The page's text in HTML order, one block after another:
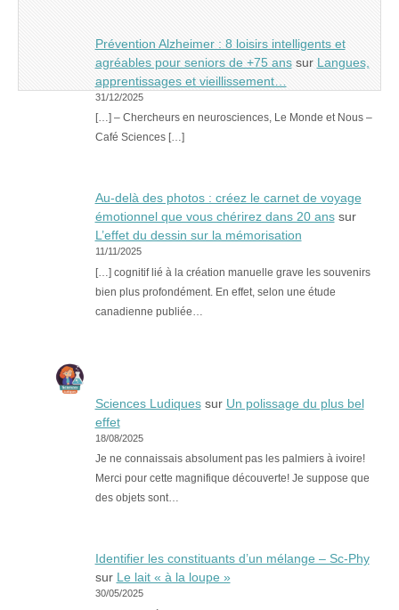
Prévention Alzheimer : 8 loisirs intelligents et
agréables pour seniors de +75 anssur Langues,
apprentissages et vieillissement…
31/12/2025
[…] – Chercheurs en neurosciences, Le Monde et Nous –
Café Sciences […]
Au-delà des photos : créez le carnet de voyage
émotionnel que vous chérirez dans 20 anssur
L’effet du dessin sur la mémorisation
11/11/2025
[…] cognitif lié à la création manuelle grave les souvenirs
bien plus profondément. En effet, selon une étude
canadienne publiée…
Sciences Ludiquessur Un polissage du plus bel
effet
18/08/2025
Je ne connaissais absolument pas les palmiers à ivoire!
Merci pour cette magnifique découverte! Je suppose que
des objets sont…
Identifier les constituants d’un mélange – Sc-Phy
sur Le lait « à la loupe »
30/05/2025